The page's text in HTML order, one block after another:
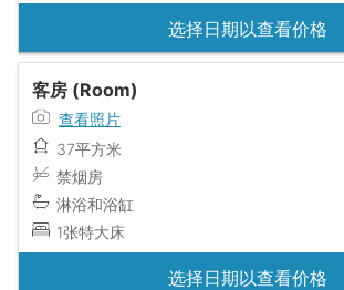
选择日期以查看价格
客房 (Room)
查看照片
37平方米
禁烟房
淋浴和浴缸
1张特大床
选择日期以查看价格